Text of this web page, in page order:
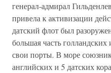
генерал-адмирал
привела к активизации
датский флот был
большая часть
свои порты. В море
английских и 5 датских